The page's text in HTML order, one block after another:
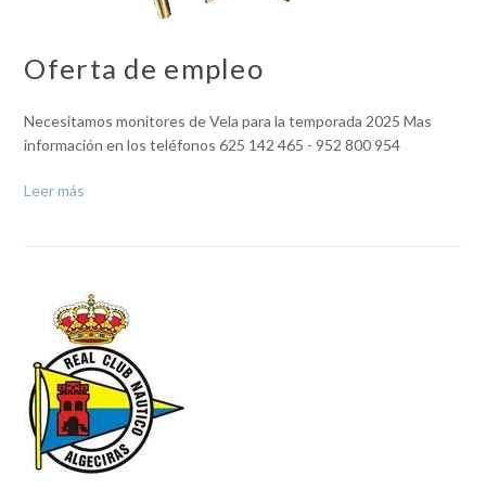
Oferta de empleo
Necesitamos monitores de Vela para la temporada 2025 Mas
información en los teléfonos 625 142 465 - 952 800 954
Leer más